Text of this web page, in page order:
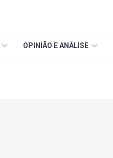
OPINIÃO E ANÁLISE